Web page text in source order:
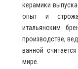
керамики
опыт и
итальянским
производстве,
ванной
мире.